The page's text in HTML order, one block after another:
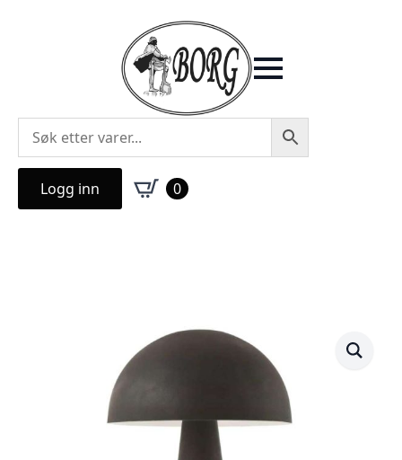
Logg inn 0